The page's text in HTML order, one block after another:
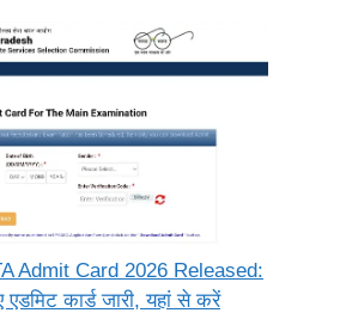
Admit Card 2026 Released:
कार्ड जारी, यहां से करें